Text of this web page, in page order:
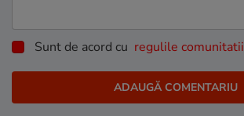
Sunt de acord cu regulile comunitatii